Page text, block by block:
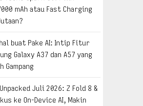
mAh atau Fast Charging
buat Pake AI: Intip Fitur
Galaxy A37 dan A57 yang
Gampang
Juli 2026: Z Fold 8 &
ke On-Device AI, Makin